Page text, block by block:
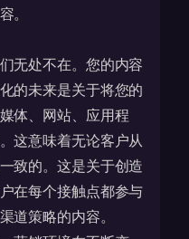
。
无处不在。您的内容
的未来是关于将您的
体、网站、应用程
这意味着无论客户从
致的。这是关于创造
在每个接触点都参与
道策略的内容。